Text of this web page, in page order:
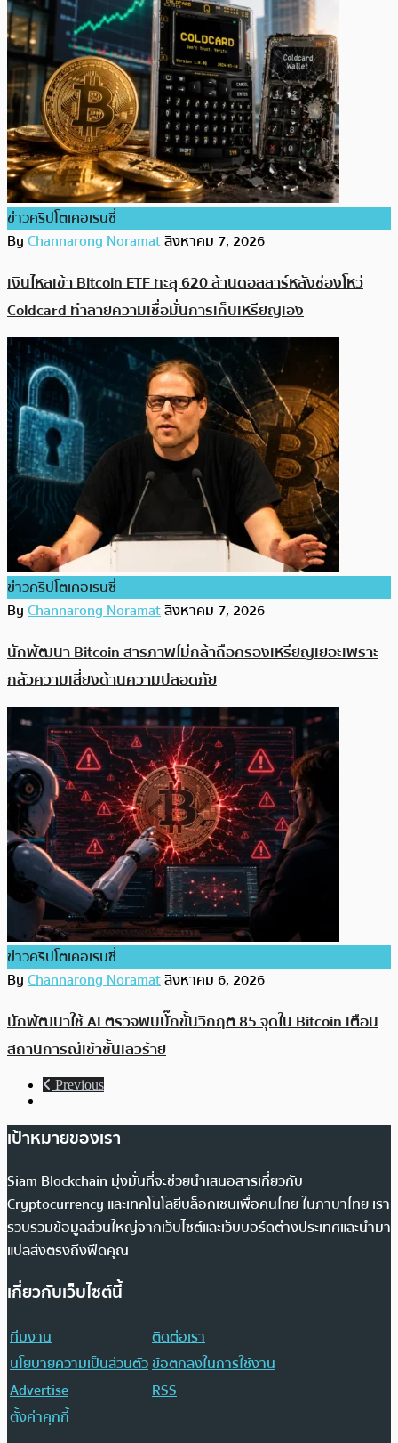
ข่าวคริปโตเคอเรนซี่
ByChannarong Noramatสิงหาคม 7, 2026
เงินไหลเข้า Bitcoin ETF ทะลุ 620 ล้านดอลลาร์หลังช่องโหว่
Coldcard ทำลายความเชื่อมั่นการเก็บเหรียญเอง
ข่าวคริปโตเคอเรนซี่
ByChannarong Noramatสิงหาคม 7, 2026
นักพัฒนา Bitcoin สารภาพไม่กล้าถือครองเหรียญเยอะเพราะ
กลัวความเสี่ยงด้านความปลอดภัย
ข่าวคริปโตเคอเรนซี่
ByChannarong Noramatสิงหาคม 6, 2026
นักพัฒนาใช้ AI ตรวจพบบั๊กขั้นวิกฤต 85 จุดใน Bitcoin เตือน
สถานการณ์เข้าขั้นเลวร้าย
Previous
เป้าหมายของเรา
Siam Blockchain มุ่งมั่นที่จะช่วยนำเสนอสารเกี่ยวกับ
Cryptocurrency และเทคโนโลยีบล็อกเชนเพื่อคนไทย ในภาษาไทย เรา
รวบรวมข้อมูลส่วนใหญ่จากเว็บไซต์และเว็บบอร์ดต่างประเทศและนำมา
แปลส่งตรงถึงฟีดคุณ
เกี่ยวกับเว็บไซต์นี้
ทีมงาน
ติดต่อเรา
นโยบายความเป็นส่วนตัวข้อตกลงในการใช้งาน
Advertise
RSS
ตั้งค่าคุกกี้